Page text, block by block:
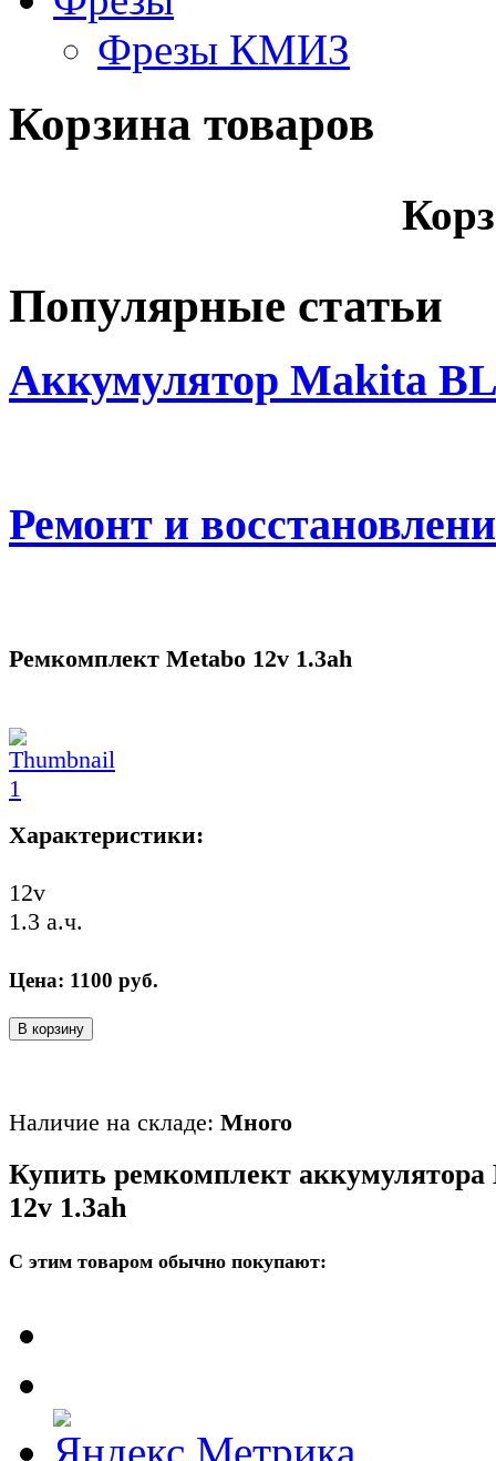
Фрезы КМИЗ
Корзина товаров
Популярные статьи
Аккумулятор Makita
Ремонт и
Ремкомплект Metabo 12v 1.3ah
Характеристики:
12v
1.3 а.ч.
Цена: 1100 руб.
В корзину
Наличие на складе: Много
Купить ремкомплект аккумулятора
12v 1.3ah
С этим товаром обычно покупают: